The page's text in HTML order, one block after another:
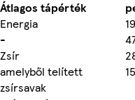
Átlagos tápérték
Energia
-
Zsír
amelyből telített
zsírsavak